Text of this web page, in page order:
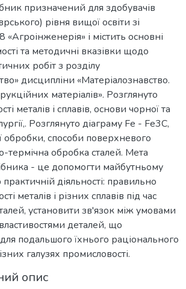
призначений для здобувачів
рівня вищої освіти зі
«Агроінженерія» і містить основні
та методичні вказівки щодо
робіт з розділу
дисципліни «Матеріалознавство.
матеріалів». Розглянуто
металів і сплавів, основи чорної та
Розглянуто діаграму Fe - Fe3C,
обробки, способи поверхневого
термічна обробка сталей. Мета
- це допомогти майбутньому
діяльності: правильно
металів і різних сплавів під час
установити зв'язок між умовами
деталей, що
подальшого їхнього раціонального
галузях промисловості.
опис